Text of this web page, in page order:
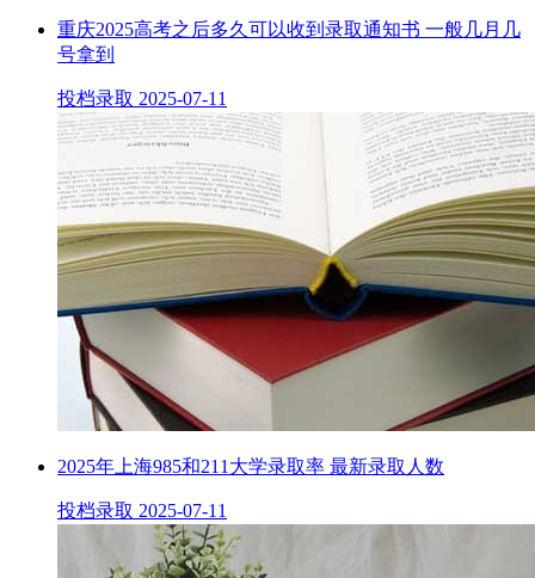
重庆2025高考之后多久可以收到录取通知书 一般几月几
号拿到
投档录取 2025-07-11
2025年上海985和211大学录取率 最新录取人数
投档录取 2025-07-11